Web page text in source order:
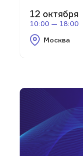
12 октября
10:00 — 18:00
Москва